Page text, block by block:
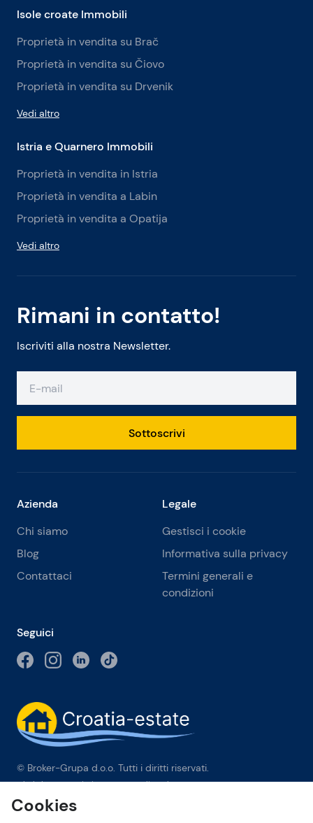
Rimani in contatto!
Iscriviti alla nostra Newsletter.
Sottoscrivi
Isole croate Immobili
Proprietà in vendita su Brač
Proprietà in vendita su Čiovo
Proprietà in vendita su Drvenik
Vedi altro
Istria e Quarnero Immobili
Proprietà in vendita in Istria
Proprietà in vendita a Labin
Proprietà in vendita a Opatija
Vedi altro
Azienda
Chi siamo
Blog
Contattaci
Legale
Gestisci i cookie
Informativa sulla privacy
Termini generali e
condizioni
Seguici
© Broker-Grupa d.o.o. Tutti i diritti riservati.
Obala kneza Branimira 1, 21000 Split-Phone: +385 98 384 007
Broker-grupa d.o.o. è membro esclusivo di Forbes Global
Cookies